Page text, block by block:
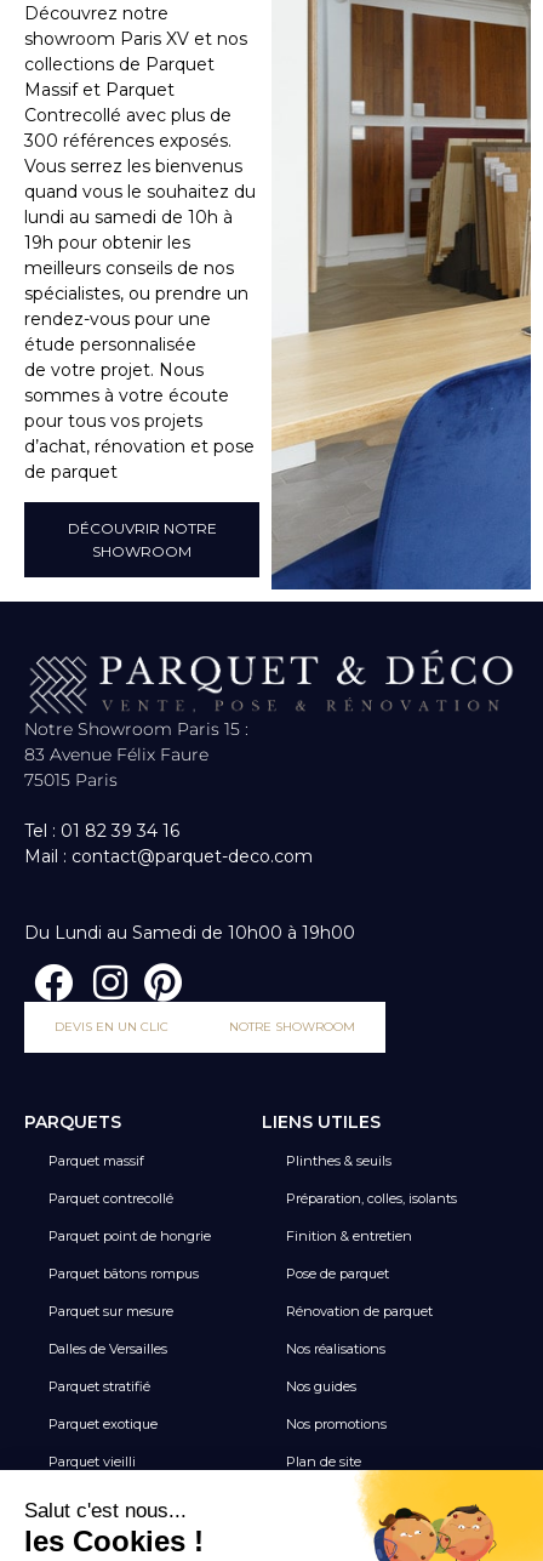
Découvrez notre
showroom Paris XV et nos
collections de Parquet
Massif et Parquet
Contrecollé avec plus de
300 références exposés.
Vous serrez les bienvenus
quand vous le souhaitez du
lundi au samedi de 10h à
19h pour obtenir les
meilleurs conseils de nos
spécialistes, ou prendre un
rendez-vous pour une
étude personnalisée
de votre projet. Nous
sommes à votre écoute
pour tous vos projets
d’achat, rénovation et pose
de parquet
DÉCOUVRIR NOTRE
SHOWROOM
Notre Showroom Paris 15 :
83 Avenue Félix Faure
75015 Paris
Tel : 01 82 39 34 16
Mail : contact@parquet-deco.com
Du Lundi au Samedi de 10h00 à 19h00
DEVIS EN UN CLIC NOTRE SHOWROOM
PARQUETS
Parquet massif
Parquet contrecollé
Parquet point de hongrie
Parquet bâtons rompus
Parquet sur mesure
Dalles de Versailles
Parquet stratifié
Parquet exotique
Parquet vieilli
Revêtement de sol vinyle
Terrasse
LIENS UTILES
Plinthes & seuils
Préparation, colles, isolants
Finition & entretien
Pose de parquet
Rénovation de parquet
Nos réalisations
Nos guides
Nos promotions
Plan de site